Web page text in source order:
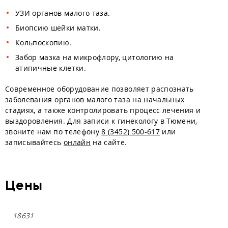
УЗИ органов малого таза.
Биопсию шейки матки.
Кольпоскопию.
Забор мазка на микрофлору, цитологию на
атипичные клетки.
Современное оборудование позволяет распознать
заболевания органов малого таза на начальных
стадиях, а также контролировать процесс лечения и
выздоровления. Для записи к гинекологу в Тюмени,
звоните нам по телефону8 (3452) 500-617 или
записывайтесь онлайн на сайте.
Цены
18631